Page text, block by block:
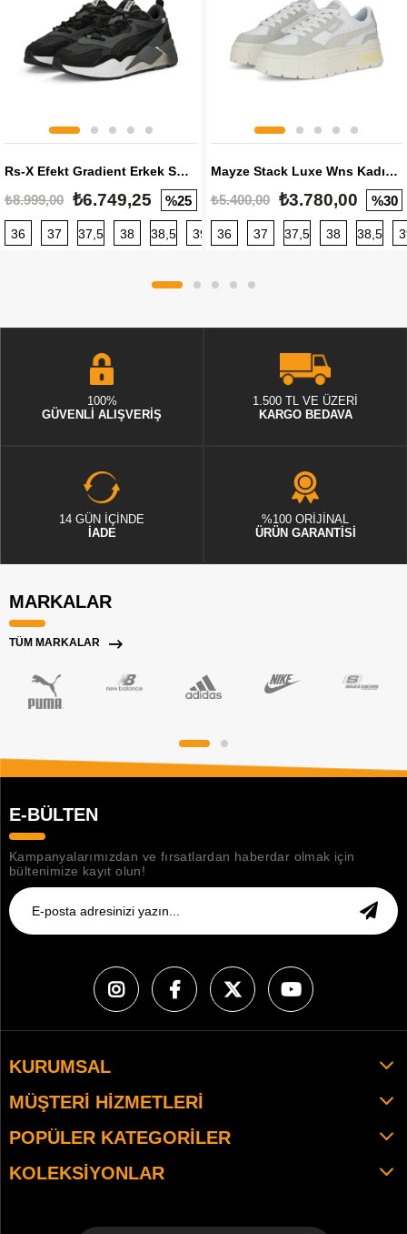
Rs-X Efekt Gradient Erkek Sneaker
₺8.999,00 ₺6.749,25 %25
36 37 37,5 38 38,5 39 40 40,5 41 42 42,5
Mayze Stack Luxe Wns Kadın Sneaker
₺5.400,00 ₺3.780,00 %30
36 37 37,5 38 38,5
100%
GÜVENLİ ALIŞVERİŞ
1.500 TL VE ÜZERİ
KARGO BEDAVA
14 GÜN İÇİNDE
İADE
%100 ORİJİNAL
ÜRÜN GARANTİSİ
MARKALAR
TÜM MARKALAR
E-BÜLTEN
Kampanyalarımızdan ve fırsatlardan haberdar olmak için
bültenimize kayıt olun!
KURUMSAL
MÜŞTERI HIZMETLERI
POPÜLER KATEGORILER
KOLEKSIYONLAR